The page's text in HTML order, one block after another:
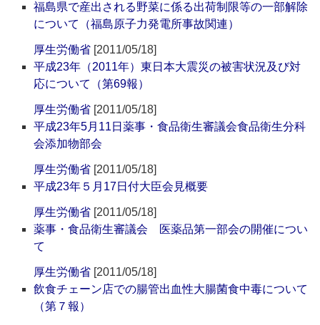
福島県で産出される野菜に係る出荷制限等の一部解除
について（福島原子力発電所事故関連）
厚生労働省 [2011/05/18]
平成23年（2011年）東日本大震災の被害状況及び対
応について（第69報）
厚生労働省 [2011/05/18]
平成23年5月11日薬事・食品衛生審議会食品衛生分科
会添加物部会
厚生労働省 [2011/05/18]
平成23年５月17日付大臣会見概要
厚生労働省 [2011/05/18]
薬事・食品衛生審議会 医薬品第一部会の開催につい
て
厚生労働省 [2011/05/18]
飲食チェーン店での腸管出血性大腸菌食中毒について
（第７報）